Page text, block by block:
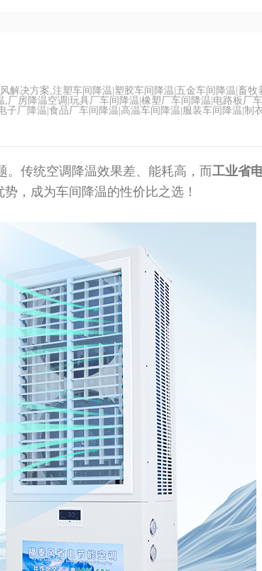
解决方案,注塑车间降温|塑胶车间降温|五金车间降温|畜牧
房降温空调|玩具厂车间降温|橡塑厂车间降温|电路板厂
厂降温|食品厂车间降温|高温车间降温|服装车间降温|制
。传统空调降温效果差、能耗高，而工业省
，成为车间降温的性价比之选！